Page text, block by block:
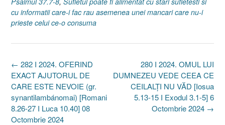
cu informatii care-i fac rau asemenea unei mancari care nu-i
prieste celui ce-o consuma
Post
navigation
280 I 2024. OMUL LUI
DUMNEZEU VEDE CEEA CE
CEILALȚI NU VĂD [Iosua
5.13-15 I Exodul 3.1-5] 6
Octombrie 2024 →
← 282 I 2024. OFERIND
EXACT AJUTORUL DE
CARE ESTE NEVOIE (gr.
synantilambánomai) [Romani
8.26-27 I Luca 10.40] 08
Octombrie 2024